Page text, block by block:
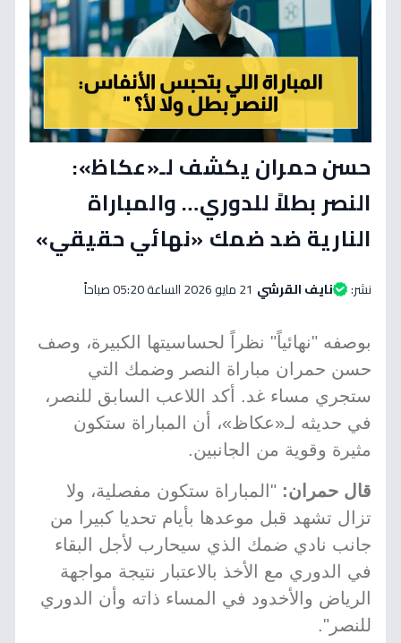
حسن حمران يكشف لـ«عكاظ»:
النصر بطلاً للدوري… والمباراة
النارية ضد ضمك «نهائي حقيقي»
نشر: نايف القرشي 21 مايو 2026 الساعة 05:20 صباحاً
بوصفه "نهائياً" نظراً لحساسيتها الكبيرة، وصف
حسن حمران مباراة النصر وضمك التي
ستجري مساء غد. أكد اللاعب السابق للنصر،
في حديثه لـ«عكاظ»، أن المباراة ستكون
مثيرة وقوية من الجانبين.
قال حمران: "المباراة ستكون مفصلية، ولا
تزال تشهد قبل موعدها بأيام تحديا كبيرا من
جانب نادي ضمك الذي سيحارب لأجل البقاء
في الدوري مع الأخذ بالاعتبار نتيجة مواجهة
الرياض والأخدود في المساء ذاته وأن الدوري
للنصر".